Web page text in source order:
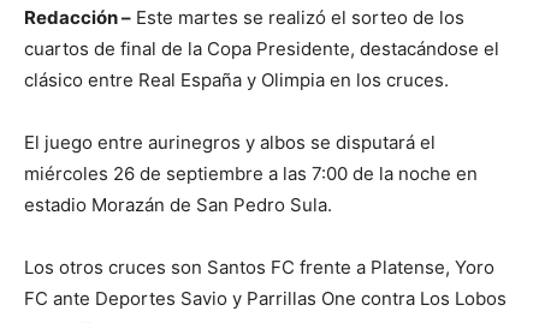
Redacción – Este martes se realizó el sorteo de los
cuartos de final de la Copa Presidente, destacándose el
clásico entre Real España y Olimpia en los cruces.
El juego entre aurinegros y albos se disputará el
miércoles 26 de septiembre a las 7:00 de la noche en
estadio Morazán de San Pedro Sula.
Los otros cruces son Santos FC frente a Platense, Yoro
FC ante Deportes Savio y Parrillas One contra Los Lobos